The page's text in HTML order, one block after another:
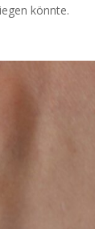
könnte.